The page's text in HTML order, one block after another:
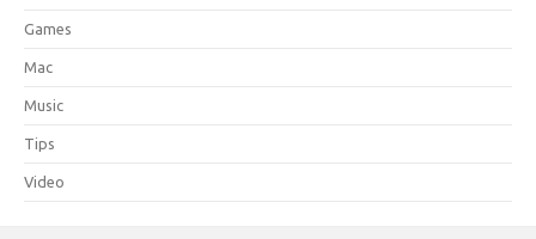
Games
Mac
Music
Tips
Video